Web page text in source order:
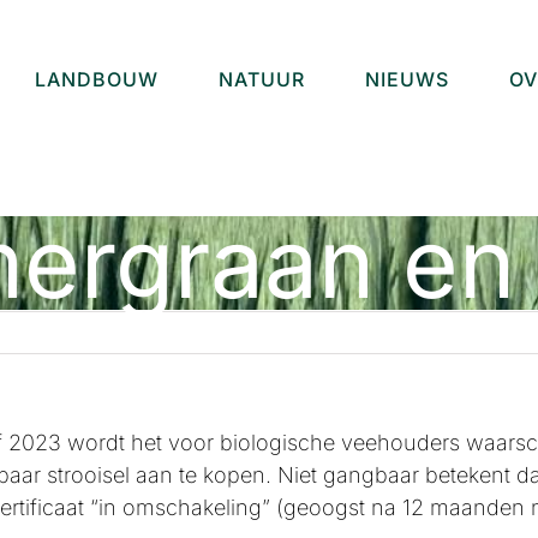
LANDBOUW NATUUR NIEUWS
2023 wordt het voor biologische veehouders
strooisel aan te kopen. Niet gangbaar betekent
“in omschakeling” (geoogst na 12 maanden